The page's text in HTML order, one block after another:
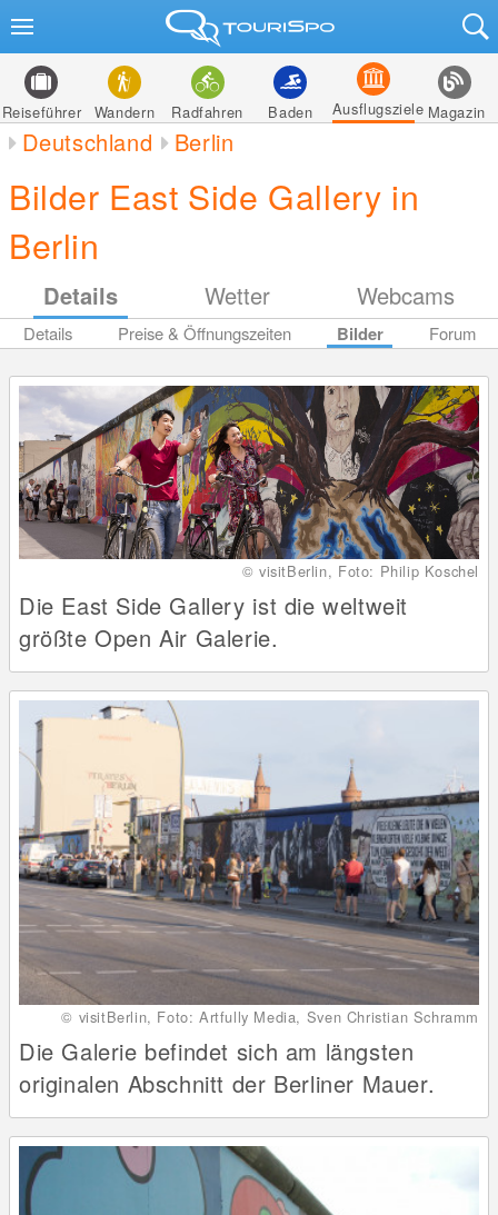
Reiseführer Wandern Radfahren Baden Ausflugsziele Magazin
Deutschland Berlin
Bilder East Side Gallery in
Berlin
Details Wetter Webcams
Details Preise & Öffnungszeiten Bilder Forum
© visitBerlin, Foto: Philip Koschel
Die East Side Gallery ist die weltweit
größte Open Air Galerie.
© visitBerlin, Foto: Artfully Media, Sven Christian Schramm
Die Galerie befindet sich am längsten
originalen Abschnitt der Berliner Mauer.